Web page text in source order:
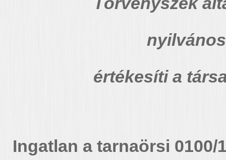
értékesíti a
Ingatlan a tarnaörsi 0100/